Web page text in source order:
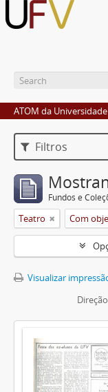
ATOM da
Filtros
Fundos e
Teatro Com
Visualizar